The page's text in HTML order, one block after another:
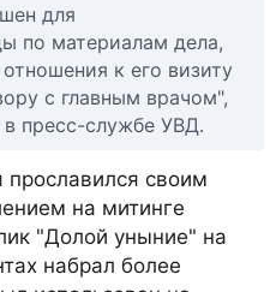
для
по материалам дела,
к его визиту
с главным врачом",
пресс-службе УВД.
прославился своим
на митинге
"Долой уныние" на
набрал более